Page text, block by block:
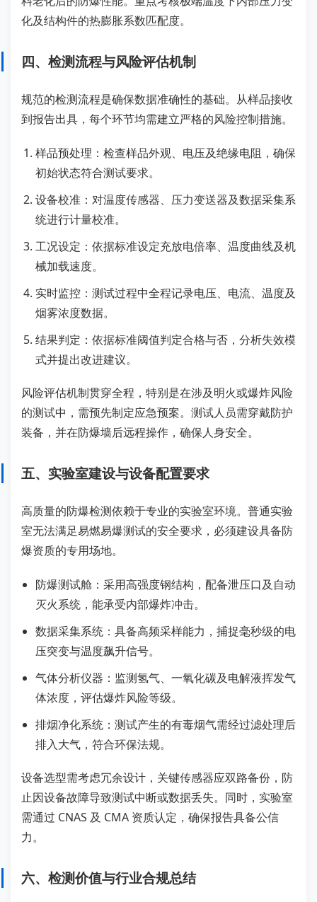
化及结构件的热膨胀系数匹配度。
四、检测流程与风险评估机制
规范的检测流程是确保数据准确性的基础。从样品接收
到报告出具，每个环节均需建立严格的风险控制措施。
样品预处理：检查样品外观、电压及绝缘电阻，确保
初始状态符合测试要求。
设备校准：对温度传感器、压力变送器及数据采集系
统进行计量校准。
工况设定：依据标准设定充放电倍率、温度曲线及机
械加载速度。
实时监控：测试过程中全程记录电压、电流、温度及
烟雾浓度数据。
结果判定：依据标准阈值判定合格与否，分析失效模
式并提出改进建议。
风险评估机制贯穿全程，特别是在涉及明火或爆炸风险
的测试中，需预先制定应急预案。测试人员需穿戴防护
装备，并在防爆墙后远程操作，确保人身安全。
五、实验室建设与设备配置要求
高质量的防爆检测依赖于专业的实验室环境。普通实验
室无法满足易燃易爆测试的安全要求，必须建设具备防
爆资质的专用场地。
防爆测试舱：采用高强度钢结构，配备泄压口及自动
灭火系统，能承受内部爆炸冲击。
数据采集系统：具备高频采样能力，捕捉毫秒级的电
压突变与温度飙升信号。
气体分析仪器：监测氢气、一氧化碳及电解液挥发气
体浓度，评估爆炸风险等级。
排烟净化系统：测试产生的有毒烟气需经过滤处理后
排入大气，符合环保法规。
设备选型需考虑冗余设计，关键传感器应双路备份，防
止因设备故障导致测试中断或数据丢失。同时，实验室
需通过 CNAS 及 CMA 资质认定，确保报告具备公信
力。
六、检测价值与行业合规总结